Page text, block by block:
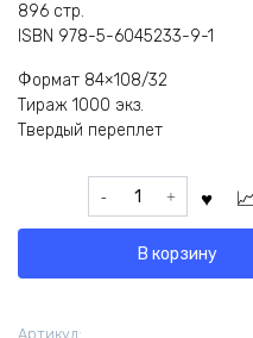
896 стр.
ISBN 978-5-6045233-9-1
Формат 84×108/32
Тираж 1000 экз.
Твердый переплет
Количество
товара
Тарковский.
В корзину
Артикул: